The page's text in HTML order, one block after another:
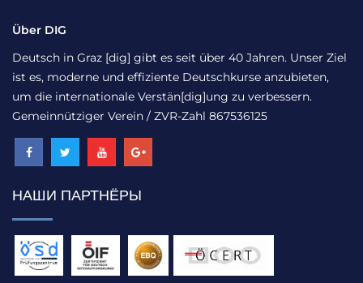
Über DIG
Deutsch in Graz [dig] gibt es seit über 40 Jahren. Unser Ziel
ist es, moderne und effiziente Deutschkurse anzubieten,
um die internationale Verstän[dig]ung zu verbessern.
Gemeinnütziger Verein / ZVR-Zahl 867536125
НАШИ ПАРТНЁРЫ